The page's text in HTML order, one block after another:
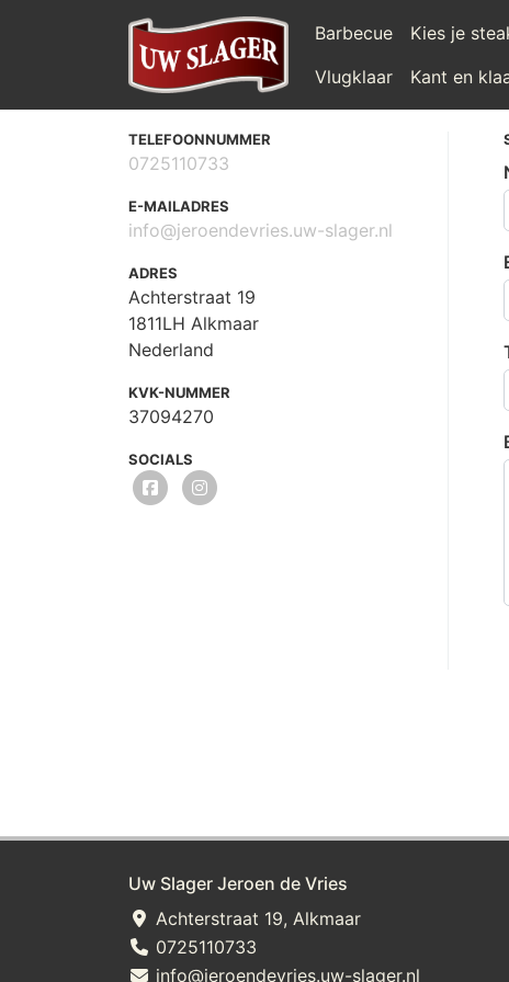
Barbecue Kies je
Vlugklaar
Kant en
TELEFOONNUMMER
0725110733
E-MAILADRES
info@jeroendevries.uw-slager.nl
ADRES
Achterstraat 19
1811LH Alkmaar
Nederland
KVK-NUMMER
37094270
SOCIALS
Uw Slager Jeroen de Vries
Achterstraat 19, Alkmaar
0725110733
info@jeroendevries.uw-slager.nl